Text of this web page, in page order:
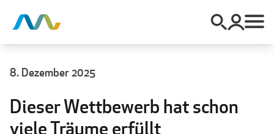
8. Dezember 2025
Dieser Wettbewerb hat schon
viele Träume erfüllt